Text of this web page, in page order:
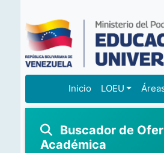
Inicio LOEU
Buscador de
Académica